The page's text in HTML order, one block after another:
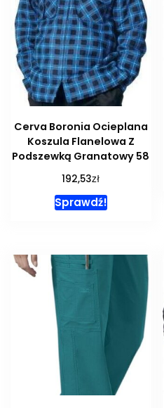
Cerva Boronia Ocieplana
Koszula Flanelowa Z
Podszewką Granatowy 58
192,53zł
Sprawdź!